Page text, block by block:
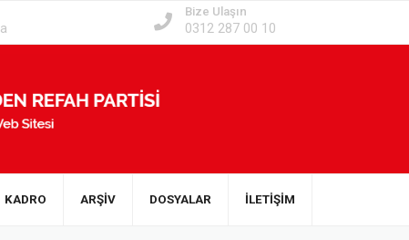
Bize Ulaşın
0312 287 00 10
KADRO ARŞİV DOSYALAR İLETİŞİM